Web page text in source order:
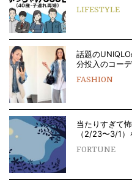
LIFESTYLE
話題の
分投入のコー
FASHION
当たりすぎて
（2/23〜3/1
FORTUNE